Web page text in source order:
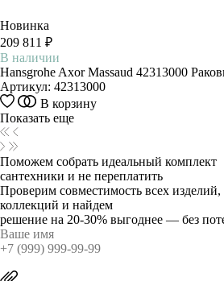
Новинка
209 811 ₽
В наличии
Hansgrohe Axor Massaud 42313000
Артикул: 42313000
В корзину
Показать еще
Поможем собрать идеальный комплект
сантехники и не переплатить
Проверим совместимость всех
коллекций и найдем
решение на 20-30% выгоднее — без